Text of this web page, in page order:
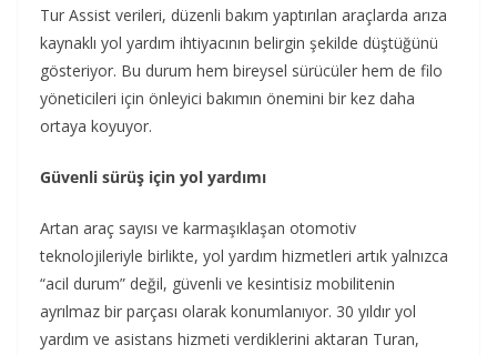
Tur Assist verileri, düzenli bakım yaptırılan araçlarda arıza
kaynaklı yol yardım ihtiyacının belirgin şekilde düştüğünü
gösteriyor. Bu durum hem bireysel sürücüler hem de filo
yöneticileri için önleyici bakımın önemini bir kez daha
ortaya koyuyor.
Güvenli sürüş için yol yardımı
Artan araç sayısı ve karmaşıklaşan otomotiv
teknolojileriyle birlikte, yol yardım hizmetleri artık yalnızca
“acil durum” değil, güvenli ve kesintisiz mobilitenin
ayrılmaz bir parçası olarak konumlanıyor. 30 yıldır yol
yardım ve asistans hizmeti verdiklerini aktaran Turan,